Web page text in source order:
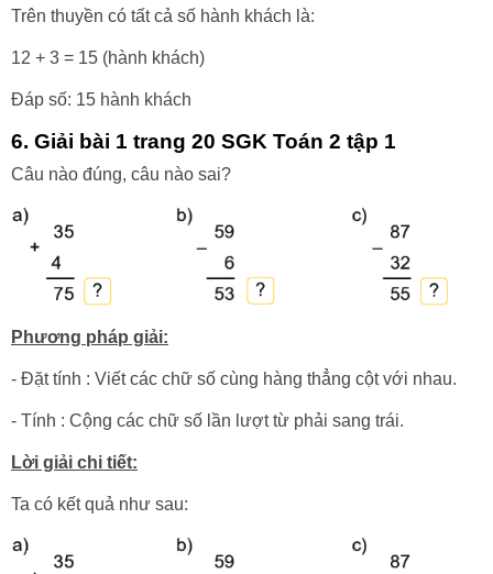
Trên thuyền có tất cả số hành khách là:
12 + 3 = 15 (hành khách)
Đáp số: 15 hành khách
6. Giải bài 1 trang 20 SGK Toán 2 tập 1
Câu nào đúng, câu nào sai?
Phương pháp giải:
- Đặt tính : Viết các chữ số cùng hàng thẳng cột với nhau.
- Tính : Cộng các chữ số lần lượt từ phải sang trái.
Lời giải chi tiết:
Ta có kết quả như sau: